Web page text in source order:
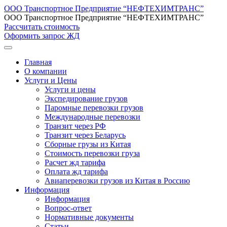
ООО Транспортное Предприятие “НЕФТЕХИМТРАНС”
ООО Транспортное Предприятие “НЕФТЕХИМТРАНС”
Рассчитать стоимость
Оформить запрос ЖД
Главная
О компании
Услуги и Цены
Услуги и цены
Экспедирование грузов
Паромные перевозки грузов
Международные перевозки
Транзит через РФ
Транзит через Беларусь
Сборные грузы из Китая
Стоимость перевозки груза
Расчет жд тарифа
Оплата жд тарифа
Авиаперевозки грузов из Китая в Россию
Информация
Информация
Вопрос-ответ
Нормативные документы